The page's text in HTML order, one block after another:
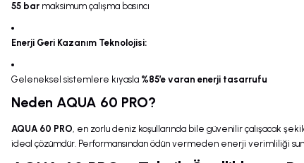
55 bar maksimum çalışma basıncı
Enerji Geri Kazanım Teknolojisi:
Geleneksel sistemlere kıyasla %85’e varan enerji tasarrufu
Neden AQUA 60 PRO?
AQUA 60 PRO, en zorlu deniz koşullarında bile güvenilir çalışacak
ideal çözümdür. Performansından ödün vermeden enerji verimliliği